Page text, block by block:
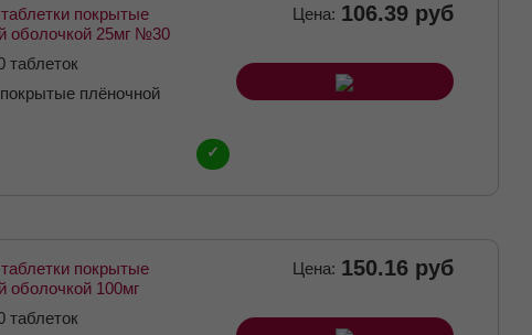
покрытые
оболочкой 25мг №30
таблеток
плёночной
Цена: 106.39 руб
✓
покрытые
оболочкой 100мг
таблеток
Цена: 150.16 руб